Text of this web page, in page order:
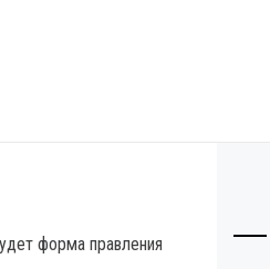
форма правления